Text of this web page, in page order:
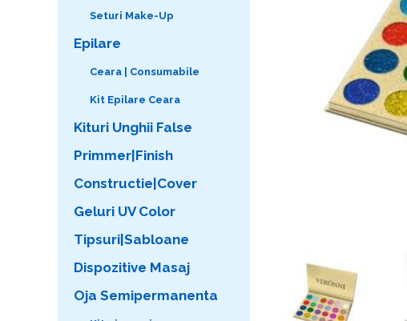
Seturi Make-Up
Epilare
Ceara | Consumabile
Kit Epilare Ceara
Kituri Unghii False
Primmer|Finish
Constructie|Cover
Geluri UV Color
Tipsuri|Sabloane
Dispozitive Masaj
Oja Semipermanenta